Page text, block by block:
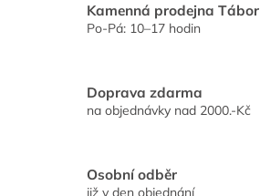
Kamenná prodejna Tábor
Po-Pá: 10–17 hodin
Doprava zdarma
na objednávky nad 2000.-Kč
Osobní odběr
již v den objednání